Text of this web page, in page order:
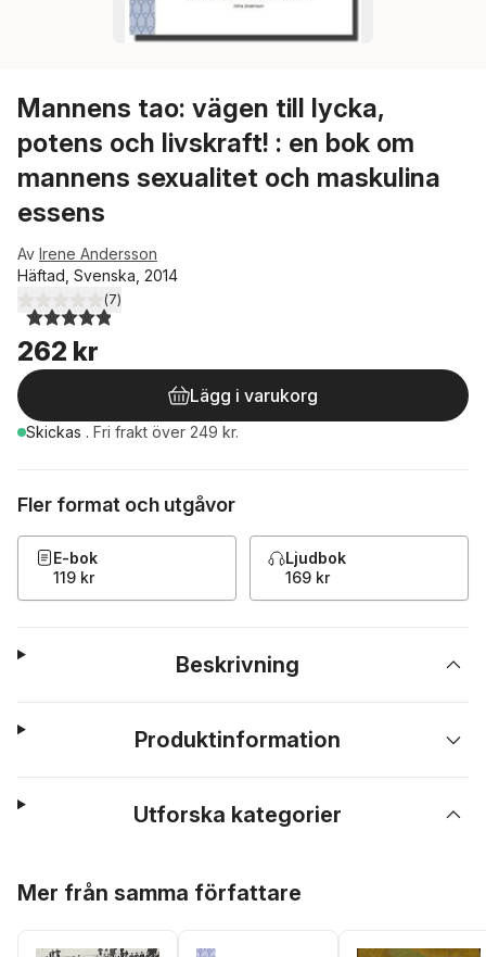
Mannens tao: vägen till lycka,
potens och livskraft! : en bok om
mannens sexualitet och maskulina
essens
Av Irene Andersson
Häftad, Svenska, 2014
4,9utav 5 stjärnor. Totalt antal röster:
(7)
262 kr
Lägg i varukorg
Skickas . Fri frakt över 249 kr.
Fler format och utgåvor
E-bok
119 kr
Ljudbok
169 kr
Beskrivning
Produktinformation
Utforska kategorier
Mer från samma författare